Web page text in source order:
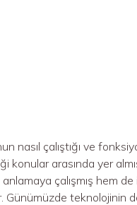
nasıl çalıştığı ve
konular arasında yer
anlamaya çalışmış
Günümüzde teknolojinin